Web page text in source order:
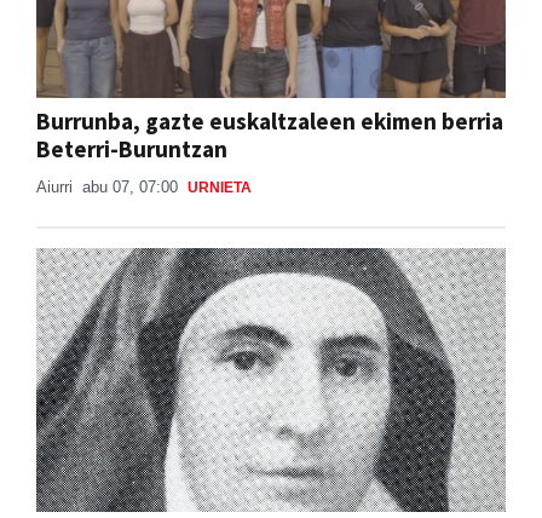
Burrunba, gazte euskaltzaleen ekimen berria
Beterri-Buruntzan
Aiurri abu 07, 07:00 URNIETA